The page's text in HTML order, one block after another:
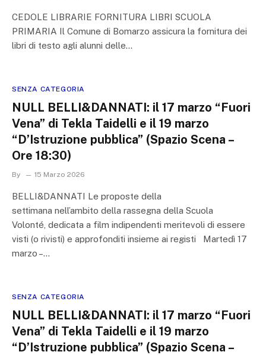
CEDOLE LIBRARIE FORNITURA LIBRI SCUOLA
PRIMARIA Il Comune di Bomarzo assicura la fornitura dei
libri di testo agli alunni delle…
SENZA CATEGORIA
NULL BELLI&DANNATI: il 17 marzo “Fuori
Vena” di Tekla Taidelli e il 19 marzo
“D’Istruzione pubblica” (Spazio Scena –
Ore 18:30)
By 15 Marzo 2026
BELLI&DANNATI Le proposte della
settimana nell’ambito della rassegna della Scuola
Volonté, dedicata a film indipendenti meritevoli di essere
visti (o rivisti) e approfonditi insieme ai registi Martedì 17
marzo –…
SENZA CATEGORIA
NULL BELLI&DANNATI: il 17 marzo “Fuori
Vena” di Tekla Taidelli e il 19 marzo
“D’Istruzione pubblica” (Spazio Scena –